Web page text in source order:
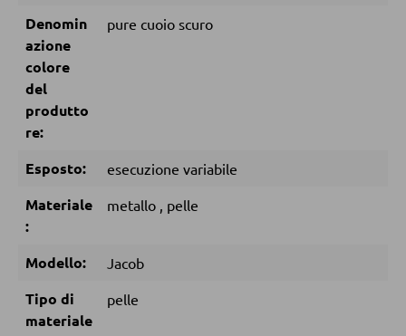
DORMIRE
Camere complete
Materassi
Denomin
azione
colore
del
produtto
re:
pure cuoio scuro
Esposto: esecuzione variabile
Materiale
:
metallo , pelle
Modello: Jacob
Tipo di
materiale
pelle